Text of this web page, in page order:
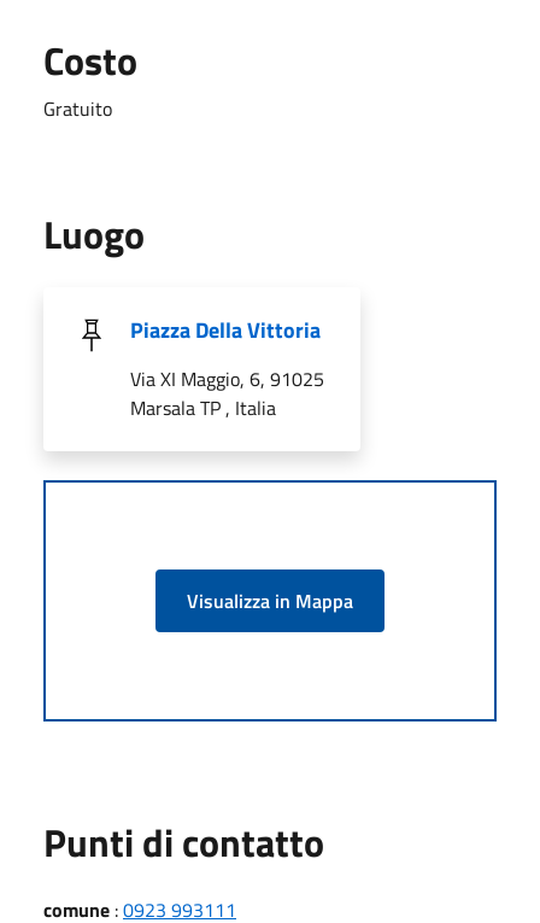
Costo
Gratuito
Luogo
Piazza Della Vittoria
Via XI Maggio, 6, 91025
Marsala TP , Italia
Visualizza in Mappa
Punti di contatto
comune :0923 993111